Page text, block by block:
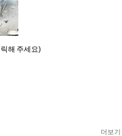
해 주세요)
더보기